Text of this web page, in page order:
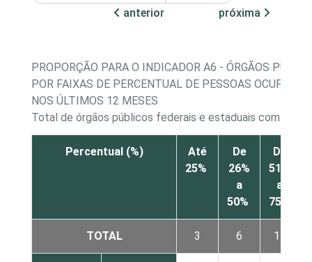
anterior
próxima
PROPORÇÃO PARA O INDICADOR A6 - ÓRGÃOS
POR FAIXAS DE PERCENTUAL DE PESSOAS
NOS ÚLTIMOS 12 MESES
Total de órgãos públicos federais e estaduais com
Percentual (%)
Até
25%
De
26%
a
50%
De
51%
a
75%
TOTAL 3 6 13